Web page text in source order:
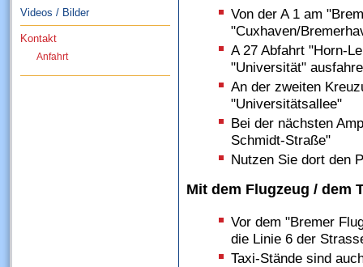
Videos / Bilder
Kontakt
Anfahrt
Von der A 1 am
"Cuxhaven/
A 27 Abfahrt "Horn-
"Universität"
An der zweiten
"Universitätsallee"
Bei der nächsten
Schmidt-Straße"
Nutzen Sie dort den
Mit dem Flugzeug / dem
Vor dem "Bremer
die Linie 6 der
Taxi-Stände sind